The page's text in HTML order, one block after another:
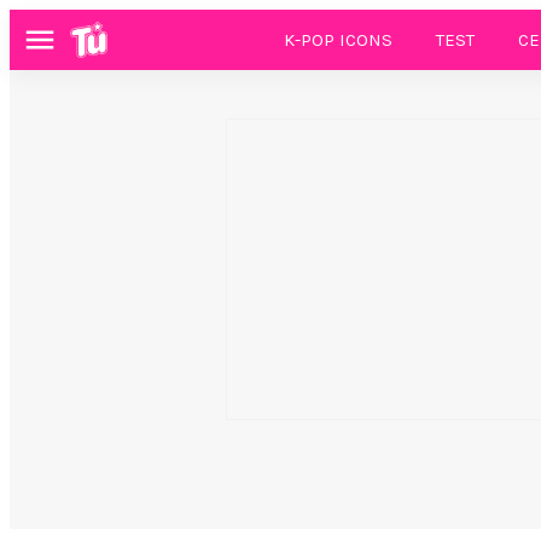
Menú K-POP ICONS TEST